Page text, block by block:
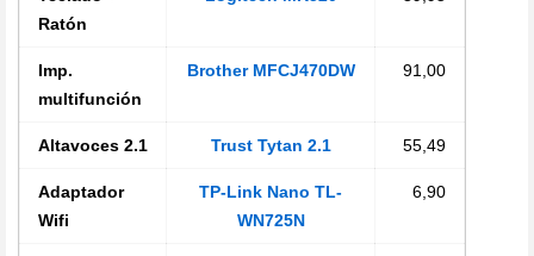
Ratón
Imp.
multifunción
Brother MFCJ470DW 91,00
Altavoces 2.1 Trust Tytan 2.1 55,49
Adaptador
Wifi
TP-Link Nano TL-
WN725N
6,90